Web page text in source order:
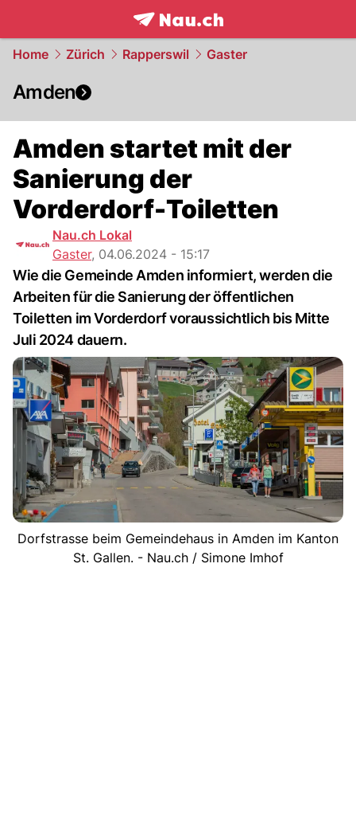
frontpage.NAU.ch
Home Zürich Rapperswil Gaster
Amden
Amden startet mit der
Sanierung der
Vorderdorf-Toiletten
Nau.ch Lokal
Gaster, 04.06.2024 - 15:17
Wie die Gemeinde Amden informiert, werden die
Arbeiten für die Sanierung der öffentlichen
Toiletten im Vorderdorf voraussichtlich bis Mitte
Juli 2024 dauern.
Dorfstrasse beim Gemeindehaus in Amden im Kanton
St. Gallen. - Nau.ch / Simone Imhof